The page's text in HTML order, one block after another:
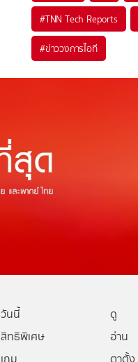
#TNN Tech Reports
#ข่าววงการไอที
วันนี้
ดู
สิทธิพิเศษ
อ่าน
เกม
ตาตั้ง